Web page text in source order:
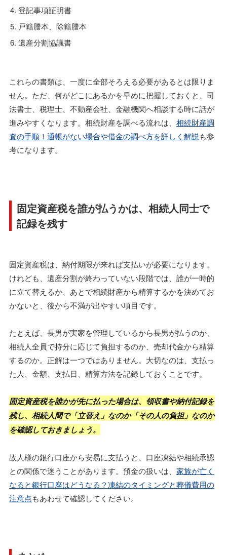
登記事項証明書
戸籍謄本、除籍謄本
遺産分割協議書
これらの書類は、一度に全部そろえる必要があるとは限りま
せん。ただ、何がどこにあるかを早めに把握しておくと、司
法書士、税理士、不動産会社、金融機関へ相談する時に話が
進みやすくなります。相続財産を調べる流れは、 相続財産調
査の手順！通帳がない場合や借金の調べ方を詳しく解説 も参
考になります。
固定資産税を誰が払うかは、相続人同士で
記録を残す
固定資産税は、納付期限が来れば支払いが必要になります。
けれども、遺産分割が終わっていない段階では、誰が一時的
に立て替えるか、あとで相続財産から精算するかを決めてお
かないと、後から不満が出やすい項目です。
たとえば、長男が実家を管理しているから長男が払うのか、
相続人全員で持分に応じて負担するのか、売却代金から精算
するのか。正解は一つではありません。大切なのは、支払っ
た人、金額、支払日、精算方法を記録しておくことです。
固定資産税を誰かが先に払った場合は、領収書や納付記録を
残し、相続人間で「立替え」なのか「その人の負担」なのか
を確認しておきましょう。
故人様の銀行口座から安易に支払うと、口座凍結や相続承認
との関係で迷うことがあります。預金の扱いは、 家族が亡く
なると銀行口座はどうなる？凍結のタイミングと葬儀費用の
注意点もあわせて確認してください。